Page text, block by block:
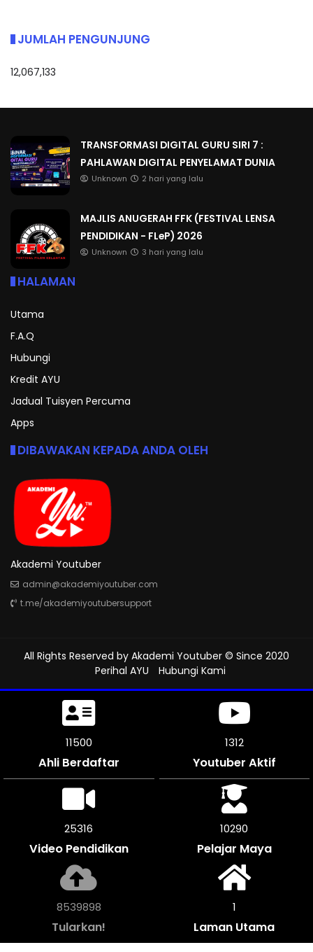
JUMLAH PENGUNJUNG
12,067,133
TRANSFORMASI DIGITAL GURU SIRI 7 :
PAHLAWAN DIGITAL PENYELAMAT DUNIA
Unknown 2 hari yang lalu
MAJLIS ANUGERAH FFK (FESTIVAL LENSA
PENDIDIKAN - FLeP) 2026
Unknown 3 hari yang lalu
HALAMAN
Utama
F.A.Q
Hubungi
Kredit AYU
Jadual Tuisyen Percuma
Apps
DIBAWAKAN KEPADA ANDA OLEH
Akademi Youtuber
admin@akademiyoutuber.com
t.me/akademiyoutubersupport
All Rights Reserved by Akademi Youtuber © Since 2020
Perihal AYU
Hubungi Kami
11500
Ahli Berdaftar
1312
Youtuber Aktif
25316
Video Pendidikan
10290
Pelajar Maya
8539898
Tularkan!
1
Laman Utama